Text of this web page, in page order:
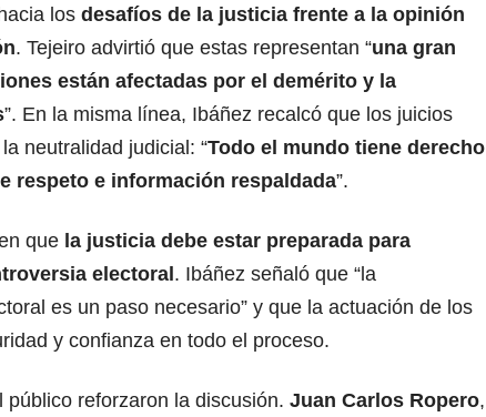
los desafíos de la justicia frente a la opinión
. Tejeiro advirtió que estas representan “una gran
están afectadas por el demérito y la
”. En la misma línea, Ibáñez recalcó que los juicios
neutralidad judicial: “Todo el mundo tiene derecho
respeto e información respaldada”.
que la justicia debe estar preparada para
electoral . Ibáñez señaló que “la
es un paso necesario” y que la actuación de los
y confianza en todo el proceso.
reforzaron la discusión. Juan Carlos Ropero,